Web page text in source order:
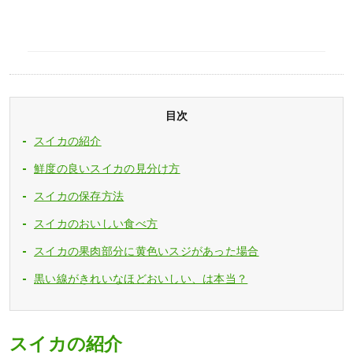
目次
スイカの紹介
鮮度の良いスイカの見分け方
スイカの保存方法
スイカのおいしい食べ方
スイカの果肉部分に黄色いスジがあった場合
黒い線がきれいなほどおいしい、は本当？
スイカの紹介